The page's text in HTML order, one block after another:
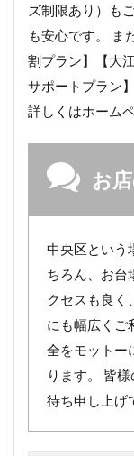
ズ制限あり）も
も安心です。 ま
割プラン】【大
サポートプラン
詳しくはホーム
お
中央区という
ちろん、お台
クセスも良く
にも幅広くご
全をモットー
ります。 皆
待ち申し上げ